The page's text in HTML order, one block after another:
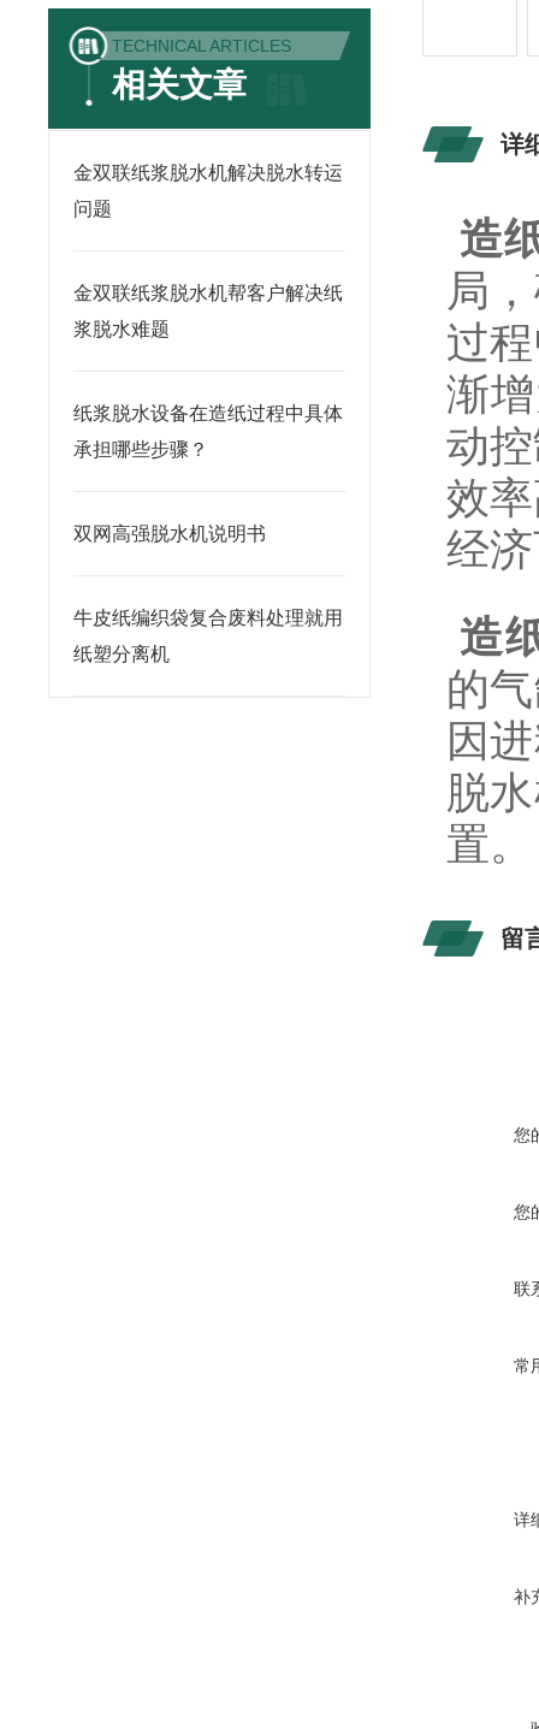
TECHNICAL ARTICLES
相关文章
金双联纸浆脱水机解决脱水转运
问题
金双联纸浆脱水机帮客户解决纸
浆脱水难题
纸浆脱水设备在造纸过程中具体
承担哪些步骤？
双网高强脱水机说明书
牛皮纸编织袋复合废料处理就用
纸塑分离机
详
造
局
过
渐
动
效
经
造
的
因
脱
置。
留
您
您
联
常
详
补